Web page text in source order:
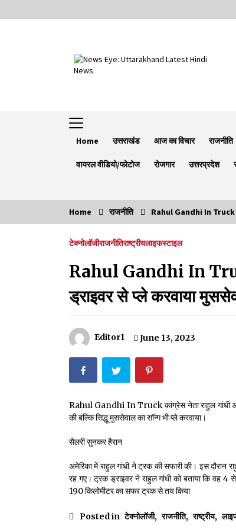
to
Home उत्तराखंड आज का विचार राजनीति
वायरल वीडियो/फोटोज रोजगार उत्तरप्रदेश
Trending Now
अधिकार दिवस कार्यक्रम में शामिल हुए
मदरसों का नाम अब्दुल कलाम के नाम पर
December 18, 2023
May 14, 2022
Thought Of The Day 11 May
Home राजनीति Rahul Gandhi In Truck
टेक्नोलॉजीराजनीतिराष्ट्रीयलाइफस्टाइल
Rahul Gandhi In
ड्राइवर से प्ले करवाया
Editor1 June 13, 2023
Rahul Gandhi In Truck कांग्रेस नेता राहुल गांधी
की बल्कि सिद्धू मुससेवाल का सॉन्ग भी प्ले करवाया।
सैलरी सुनकर हैरान
अमेरिका में राहुल गांधी ने ट्रक की सफारी की। इस दौरान
रह गए। ट्रक ड्राइवर ने राहुल गांधी को बताया कि वह 4
190 किलोमीटर का सफर ट्रक से तय किया
Posted in टेक्नोलॉजी, राजनीति, राष्ट्रीय,